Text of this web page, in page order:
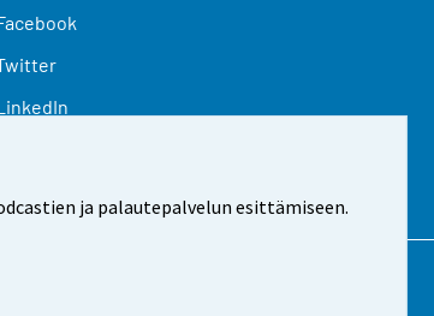
ja palautepalvelun esittämiseen.